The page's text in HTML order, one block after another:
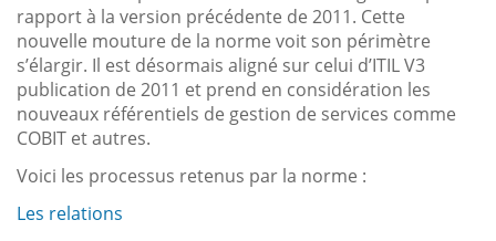
rapport à la version précédente de 2011. Cette
nouvelle mouture de la norme voit son périmètre
s’élargir. Il est désormais aligné sur celui d’ITIL V3
publication de 2011 et prend en considération les
nouveaux référentiels de gestion de services comme
COBIT et autres.
Voici les processus retenus par la norme :
Les relations